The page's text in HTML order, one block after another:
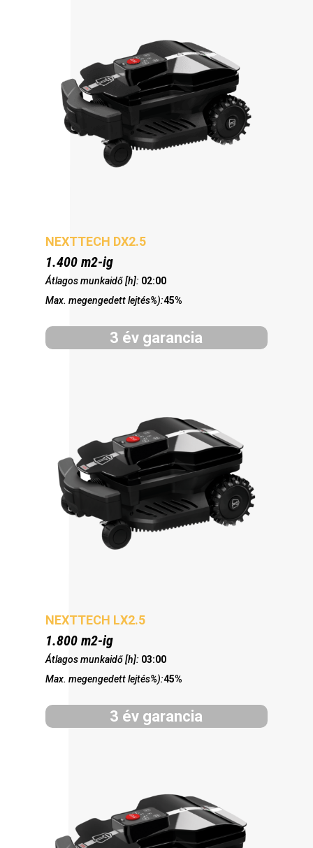
NEXTTECH DX2.5
1.400 m2-ig
Átlagos munkaidő [h]: 02:00
Max. megengedett lejtés%):45%
3 év garancia
NEXTTECH LX2.5
1.800 m2-ig
Átlagos munkaidő [h]: 03:00
Max. megengedett lejtés%):45%
3 év garancia